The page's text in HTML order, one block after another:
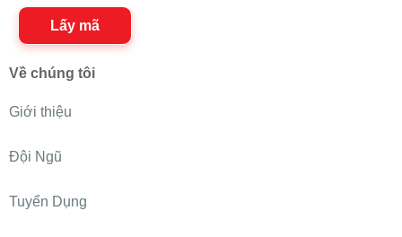
Lấy mã
Về chúng tôi
Giới thiệu
Đội Ngũ
Tuyển Dụng